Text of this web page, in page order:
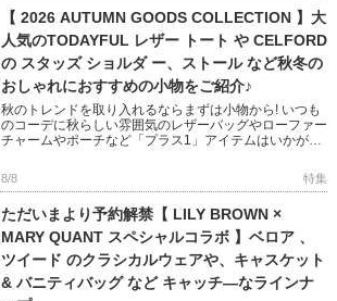
【 2026 AUTUMN GOODS COLLECTION 】大
人気のTODAYFUL レザー トート や CELFORD
の スタッズ ショルダ ー、ストール など秋冬の
おしゃれにおすすめの小物をご紹介♪
秋のトレンドを取り入れるならまずは小物から! いつも
のコーデに秋らしい雰囲気のレザーバッグやローファー
チャームやポーチなど「プラス1」アイテムはいかがで
い小物をピック […]
8/8 特集
ただいまより予約解禁【 LILY BROWN ×
MARY QUANT スペシャルコラボ 】ベロア 、
ツイード のクラシカルウェアや、キャスケット
& バニティバッグ など キャッチ―なラインナ